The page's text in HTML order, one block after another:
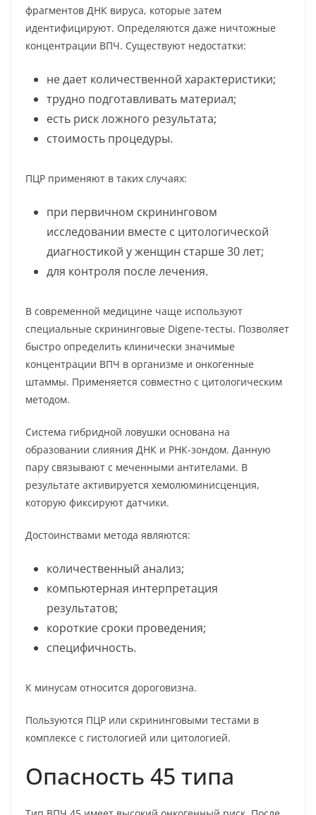
фрагментов ДНК вируса, которые затем
идентифицируют. Определяются даже ничтожные
концентрации ВПЧ. Существуют недостатки:
не дает количественной характеристики;
трудно подготавливать материал;
есть риск ложного результата;
стоимость процедуры.
ПЦР применяют в таких случаях:
при первичном скрининговом
исследовании вместе с цитологической
диагностикой у женщин старше 30 лет;
для контроля после лечения.
В современной медицине чаще используют
специальные скрининговые Digene-тесты. Позволяет
быстро определить клинически значимые
концентрации ВПЧ в организме и онкогенные
штаммы. Применяется совместно с цитологическим
методом.
Система гибридной ловушки основана на
образовании слияния ДНК и РНК-зондом. Данную
пару связывают с меченными антителами. В
результате активируется хемолюминисценция,
которую фиксируют датчики.
Достоинствами метода являются:
количественный анализ;
компьютерная интерпретация
результатов;
короткие сроки проведения;
специфичность.
К минусам относится дороговизна.
Пользуются ПЦР или скрининговыми тестами в
комплексе с гистологией или цитологией.
Опасность 45 типа